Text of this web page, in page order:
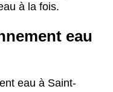
à la fois.
eau
eau à Saint-